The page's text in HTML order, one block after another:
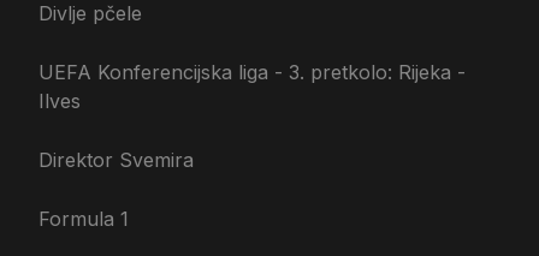
Divlje pčele
UEFA Konferencijska liga - 3. pretkolo: Rijeka -
Ilves
Direktor Svemira
Formula 1